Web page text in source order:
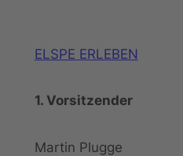
ELSPE ERLEBEN
1. Vorsitzender
Martin Plugge